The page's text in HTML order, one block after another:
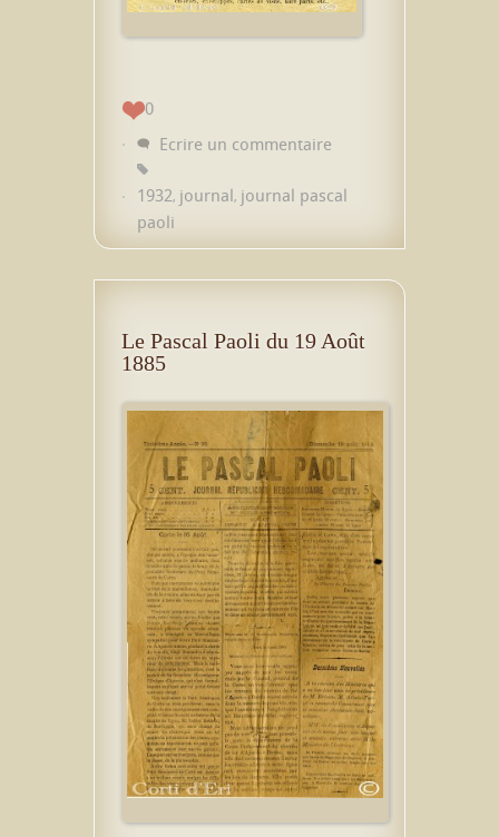
0
Ecrire un commentaire
1932, journal, journal pascal
paoli
Le Pascal Paoli du 19 Août
1885